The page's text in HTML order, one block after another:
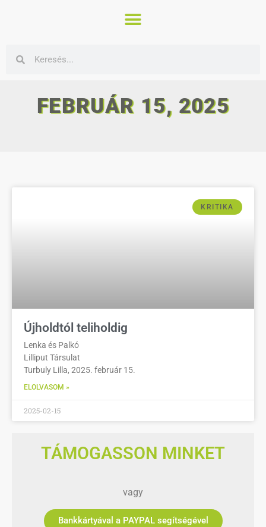
FEBRUÁR 15, 2025
KRITIKA
Újholdtól teliholdig
Lenka és Palkó
Lilliput Társulat
Turbuly Lilla, 2025. február 15.
ELOLVASOM »
2025-02-15
TÁMOGASSON MINKET
vagy
Bankkártyával a PAYPAL segítségével